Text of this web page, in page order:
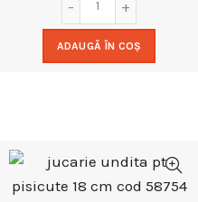
ADAUGĂ ÎN COȘ